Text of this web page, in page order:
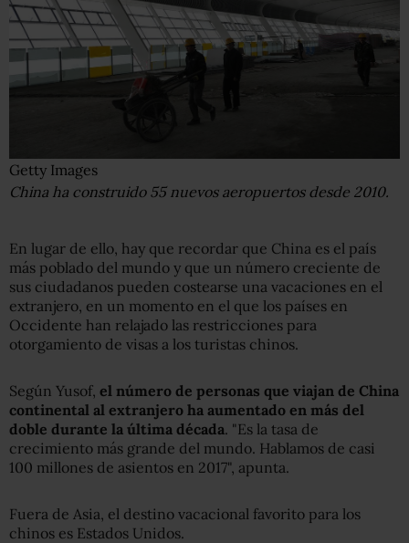
Getty Images
China ha construido 55 nuevos aeropuertos desde 2010.
En lugar de ello, hay que recordar que China es el país
más poblado del mundo y que un número creciente de
sus ciudadanos pueden costearse una vacaciones en el
extranjero, en un momento en el que los países en
Occidente han relajado las restricciones para
otorgamiento de visas a los turistas chinos.
Según Yusof, el número de personas que viajan de China
continental al extranjero ha aumentado en más del
doble durante la última década. "Es la tasa de
crecimiento más grande del mundo. Hablamos de casi
100 millones de asientos en 2017", apunta.
Fuera de Asia, el destino vacacional favorito para los
chinos es Estados Unidos.